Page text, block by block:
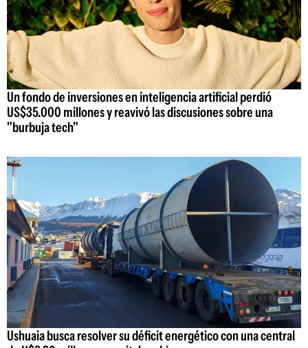
Un fondo de inversiones en inteligencia artificial perdió
US$35.000 millones y reavivó las discusiones sobre una
"burbuja tech"
Ushuaia busca resolver su déficit energético con una central